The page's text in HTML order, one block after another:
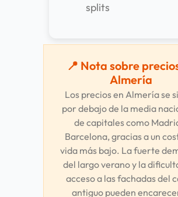
splits
📍 Nota sobre
Almería
Los precios en Almería se
por debajo de la media
de capitales como
Barcelona, gracias a un
vida más bajo. La fuerte
del largo verano y la
acceso a las fachadas del
antiguo pueden